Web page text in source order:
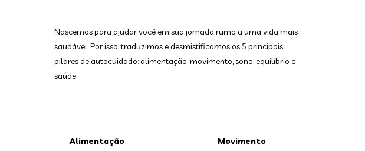
Nascemos para ajudar você em sua jornada rumo a uma vida mais
saudável. Por isso, traduzimos e desmistificamos os 5 principais
pilares de autocuidado: alimentação, movimento, sono, equilíbrio e
saúde.
Alimentação
Movimento